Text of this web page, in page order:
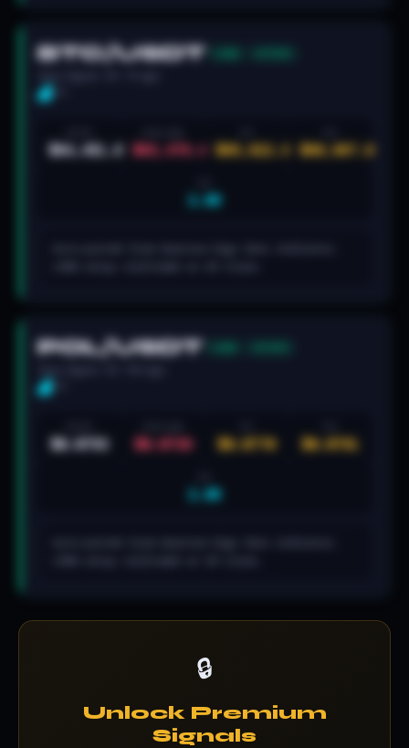
BTC/USDT
$64,451.8 $63,476.4 $65,622.3 $66,987.9
2.6R
POL/USDT
$0.0753 $0.0739 $0.0770 $0.0791
2.6R
🔒
Unlock Premium
Signals